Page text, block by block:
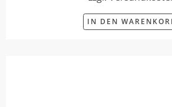
IN DEN